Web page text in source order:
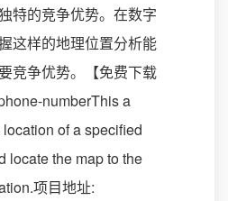
特的竞争优势。在数字
这样的地理位置分析能
竞争优势。【免费下载
numberThis a
of a specified
locate the map to the
项目地址: